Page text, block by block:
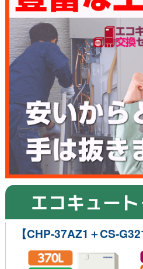
エコキュー
【CHP-37AZ1＋CS-